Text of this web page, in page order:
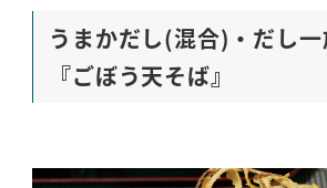
うまかだし(混合)・だし
『ごぼう天そば』